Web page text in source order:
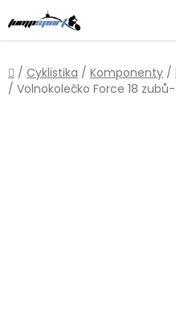
na
obsah
Domů
/ Cyklistika / Komponenty /
/ Volnokolečko Force 18